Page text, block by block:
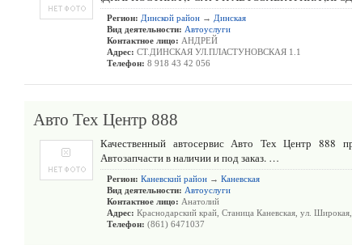
Регион: Динской район → Динская
Вид деятельности: Автоуслуги
Контактное лицо: АНДРЕЙ
Адрес: СТ.ДИНСКАЯ УЛ.ПЛАСТУНОВСКАЯ 1.1
Телефон: 8 918 43 42 056
Авто Тех Центр 888
Качественный автосервис Авто Тех Центр 888
Автозапчасти в наличии и под заказ. …
Регион: Каневский район → Каневская
Вид деятельности: Автоуслуги
Контактное лицо: Анатолий
Адрес: Краснодарский край, Станица Каневская, ул.
Телефон: (861) 6471037